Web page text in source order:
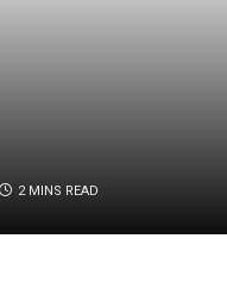
2 MINS READ